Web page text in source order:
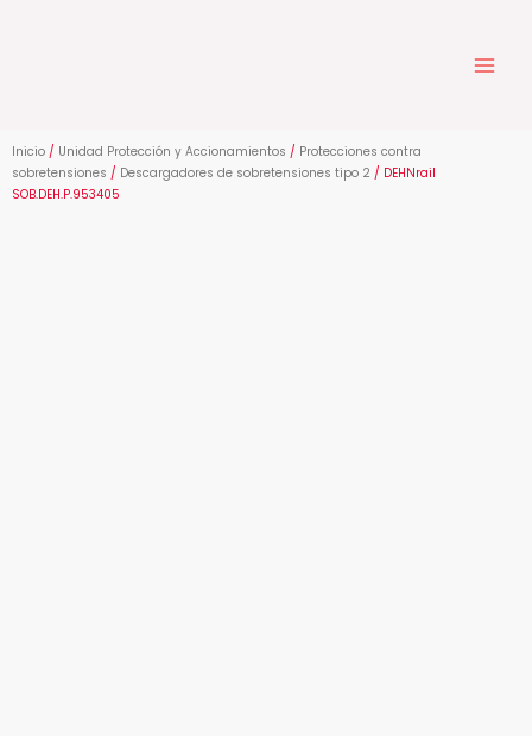
Inicio / Unidad Protección y Accionamientos / Protecciones contra
sobretensiones / Descargadores de sobretensiones tipo 2 / DEHNrail
SOB.DEH.P.953405